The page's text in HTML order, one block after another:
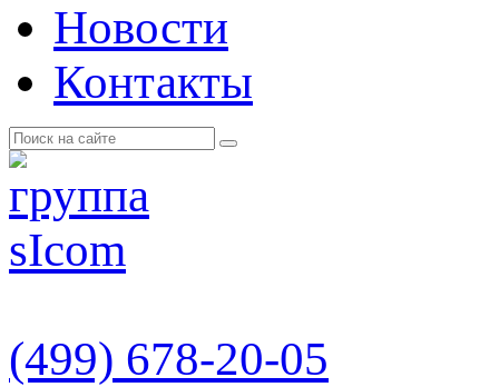
Новости
Контакты
(499) 678-20-05